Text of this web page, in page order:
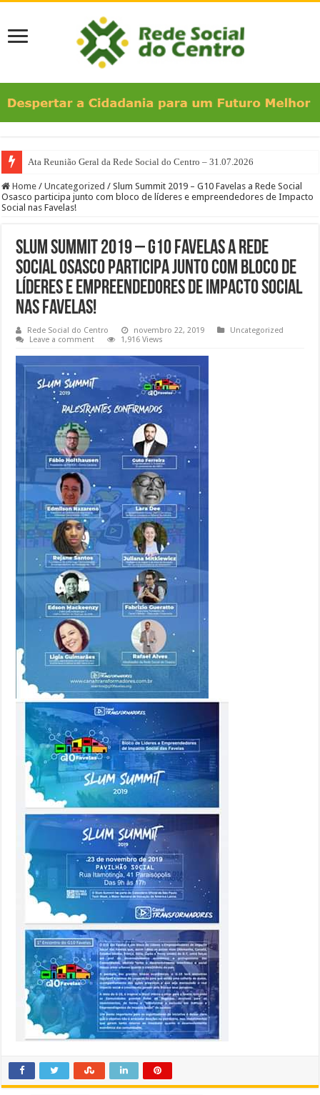
Ata Reunião Geral da Rede Social do Centro – 31.07.2026
Home / Uncategorized / Slum Summit 2019 – G10 Favelas a Rede Social
Osasco participa junto com bloco de líderes e empreendedores de Impacto
Social nas Favelas!
Slum Summit 2019 – G10 Favelas a Rede
Social Osasco participa junto com bloco de
líderes e empreendedores de Impacto Social
nas Favelas!
Rede Social do Centro novembro 22, 2019
Uncategorized
Leave a comment
1,916 Views